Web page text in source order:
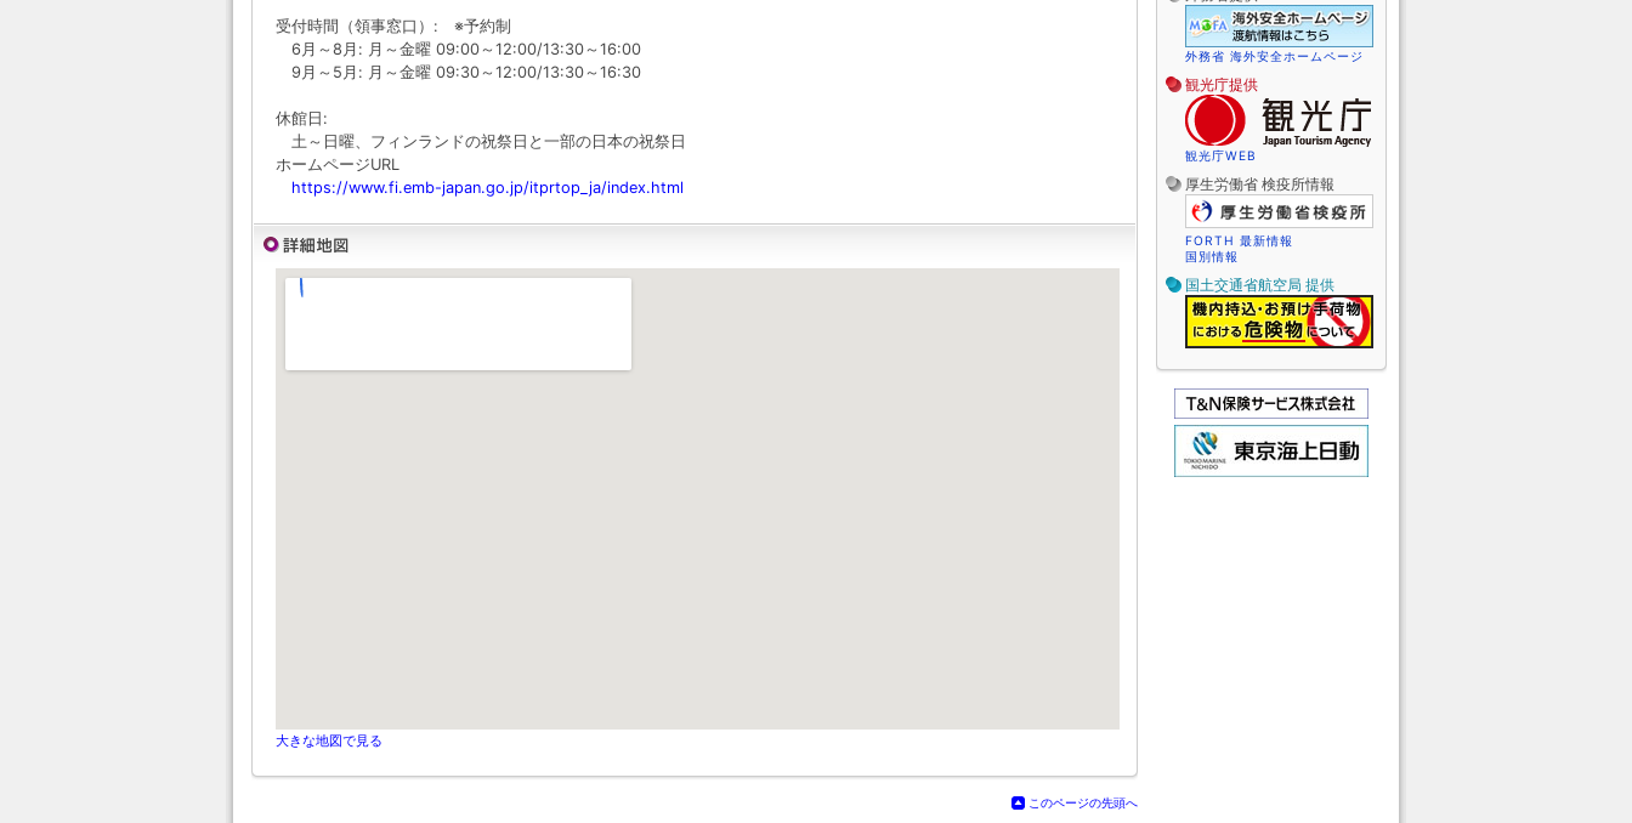
受付時間（領事窓口）: ※予約制
6月～8月: 月～金曜 09:00～12:00/13:30～16:00
9月～5月: 月～金曜 09:30～12:00/13:30～16:30
休館日:
土～日曜、フィンランドの祝祭日と一部の日本の祝祭日
ホームページURL
https://www.fi.emb-japan.go.jp/itprtop_ja/index.html
大きな地図で見る
このページの先頭へ
外務省 海外安全ホームページ
観光庁提供
観光庁WEB
厚生労働省 検疫所情報
FORTH 最新情報
国別情報
国土交通省航空局 提供